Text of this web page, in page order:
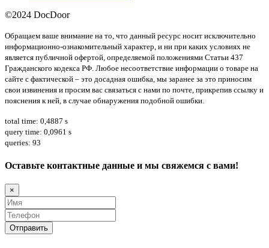
©2024 DocDoor
Обращаем ваше внимание на то, что данный ресурс носит исключительно
информационно-ознакомительный характер, и ни при каких условиях не
является публичной офертой, определяемой положениями Статьи 437
Гражданского кодекса РФ. Любое несоответствие информации о товаре на
сайте с фактической – это досадная ошибка, мы заранее за это приносим
свои извинения и просим вас связаться с нами по почте, прикрепив ссылку и
пояснения к ней, в случае обнаружения подобной ошибки.
total time: 0,4887 s
query time: 0,0961 s
queries: 93
Оставьте контактные данные и мы свяжемся с вами!
×